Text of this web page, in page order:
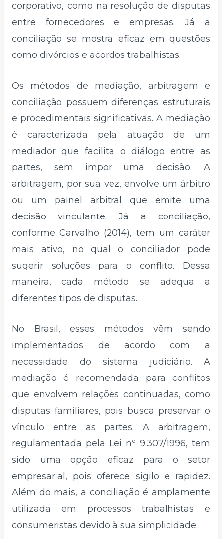
corporativo, como na resolução de disputas
entre fornecedores e empresas. Já a
conciliação se mostra eficaz em questões
como divórcios e acordos trabalhistas.
Os métodos de mediação, arbitragem e
conciliação possuem diferenças estruturais
e procedimentais significativas. A mediação
é caracterizada pela atuação de um
mediador que facilita o diálogo entre as
partes, sem impor uma decisão. A
arbitragem, por sua vez, envolve um árbitro
ou um painel arbitral que emite uma
decisão vinculante. Já a conciliação,
conforme Carvalho (2014), tem um caráter
mais ativo, no qual o conciliador pode
sugerir soluções para o conflito. Dessa
maneira, cada método se adequa a
diferentes tipos de disputas.
No Brasil, esses métodos vêm sendo
implementados de acordo com a
necessidade do sistema judiciário. A
mediação é recomendada para conflitos
que envolvem relações continuadas, como
disputas familiares, pois busca preservar o
vínculo entre as partes. A arbitragem,
regulamentada pela Lei nº 9.307/1996, tem
sido uma opção eficaz para o setor
empresarial, pois oferece sigilo e rapidez.
Além do mais, a conciliação é amplamente
utilizada em processos trabalhistas e
consumeristas devido à sua simplicidade.